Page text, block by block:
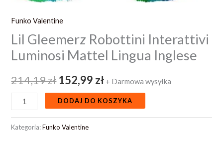
Funko Valentine
Lil Gleemerz Robottini Interattivi
Luminosi Mattel Lingua Inglese
214,19zł 152,99 zł + Darmowa wysyłka
DODAJ DO KOSZYKA
Kategoria:Funko Valentine